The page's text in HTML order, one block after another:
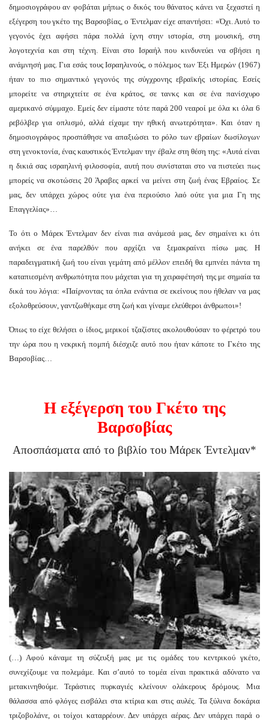
δημοσιογράφου αν φοβάται μήπως ο δικός του θάνατος κάνει να ξεχαστεί η
εξέγερση του γκέτο της Βαρσοβίας, ο Έντελμαν είχε απαντήσει: «Όχι. Αυτό το
γεγονός έχει αφήσει πάρα πολλά ίχνη στην ιστορία, στη μουσική, στη
λογοτεχνία και στη τέχνη. Είναι στο Ισραήλ που κινδυνεύει να σβήσει η
ανάμνησή μας. Για εσάς τους Ισραηλινούς, ο πόλεμος των Έξι Ημερών (1967)
ήταν το πιο σημαντικό γεγονός της σύγχρονης εβραϊκής ιστορίας. Εσείς
μπορείτε να στηριχτείτε σε ένα κράτος, σε τανκς και σε ένα πανίσχυρο
αμερικανό σύμμαχο. Εμείς δεν είμαστε τότε παρά 200 νεαροί με όλα κι όλα 6
ρεβόλβερ για οπλισμό, αλλά είχαμε την ηθική ανωτερότητα». Και όταν η
δημοσιογράφος προσπάθησε να απαξιώσει το ρόλο των εβραίων δωσίλογων
στη γενοκτονία, ένας καυστικός Έντελμαν την έβαλε στη θέση της: «Αυτά είναι
η δικιά σας ισραηλινή φιλοσοφία, αυτή που συνίσταται στο να πιστεύει πως
μπορείς να σκοτώσεις 20 Άραβες αρκεί να μείνει στη ζωή ένας Εβραίος. Σε
μας, δεν υπάρχει χώρος ούτε για ένα περιούσιο λαό ούτε για μια Γη της
Επαγγελίας»…
Το ότι ο Μάρεκ Έντελμαν δεν είναι πια ανάμεσά μας, δεν σημαίνει κι ότι
ανήκει σε ένα παρελθόν που αρχίζει να ξεμακραίνει πίσω μας. Η
παραδειγματική ζωή του είναι γεμάτη από μέλλον επειδή θα εμπνέει πάντα τη
καταπιεσμένη ανθρωπότητα που μάχεται για τη χειραφέτησή της με σημαία τα
δικά του λόγια: «Παίρνοντας τα όπλα ενάντια σε εκείνους που ήθελαν να μας
εξολοθρεύσουν, γαντζωθήκαμε στη ζωή και γίναμε ελεύθεροι άνθρωποι»!
Όπως το είχε θελήσει ο ίδιος, μερικοί τζαζίστες ακολουθούσαν το φέρετρό του
την ώρα που η νεκρική πομπή διέσχιζε αυτό που ήταν κάποτε το Γκέτο της
Βαρσοβίας…
Η εξέγερση του Γκέτο της
Βαρσοβίας
Αποσπάσματα από το βιβλίο του Μάρεκ Έντελμαν*
(…) Αφού κάναμε τη σύζευξή μας με τις ομάδες του κεντρικού γκέτο,
συνεχίζουμε να πολεμάμε. Και σ’αυτό το τομέα είναι πρακτικά αδύνατο να
μετακινηθούμε. Τεράστιες πυρκαγιές κλείνουν ολάκερους δρόμους. Μια
θάλασσα από φλόγες εισβάλει στα κτίρια και στις αυλές. Τα ξύλινα δοκάρια
τριζοβολάνε, οι τοίχοι καταρρέουν. Δεν υπάρχει αέρας. Δεν υπάρχει παρά ο